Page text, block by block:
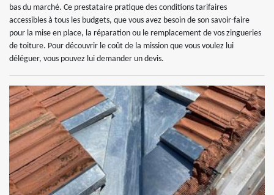
bas du marché. Ce prestataire pratique des conditions tarifaires
accessibles à tous les budgets, que vous avez besoin de son savoir-faire
pour la mise en place, la réparation ou le remplacement de vos zingueries
de toiture. Pour découvrir le coût de la mission que vous voulez lui
déléguer, vous pouvez lui demander un devis.